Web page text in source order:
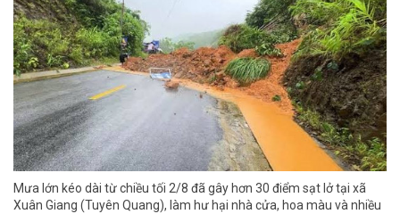
Mưa lớn kéo dài từ chiều tối 2/8 đã gây hơn 30 điểm sạt lở tại xã
Xuân Giang (Tuyên Quang), làm hư hại nhà cửa, hoa màu và nhiều